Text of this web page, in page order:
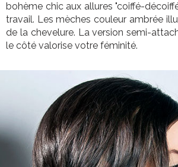
bohème chic aux allures "coiffé-
travail. Les mèches couleur ambrée
de la chevelure. La version semi-
le côté valorise votre féminité.